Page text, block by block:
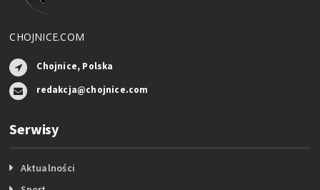
CHOJNICE.COM
Chojnice, Polska
redakcja@chojnice.com
Serwisy
Aktualności